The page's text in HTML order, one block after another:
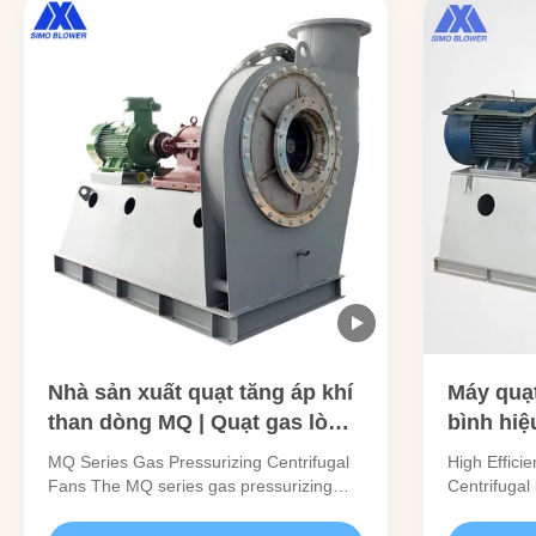
Nhà sản xuất quạt tăng áp khí
than dòng MQ | Quạt gas lò
nướng than cốc & quạt gas lò
cao
MQ Series Gas Pressurizing Centrifugal
Fans The MQ series gas pressurizing
Máy
bình
thống
công
High
Centrifugal